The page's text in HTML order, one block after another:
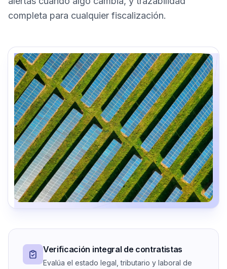
completa para cualquier fiscalización.
Verificación integral de contratistas
Evalúa el estado legal, tributario y laboral de